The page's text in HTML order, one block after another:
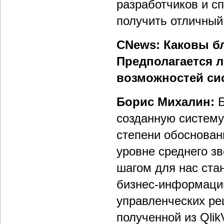
разработчиков и
получить отличный
CNews: Каковы
Предполагается
возможностей
Борис Михалин:
созданную
степени
уровне среднего
шагом для нас
бизнес-
управленческих
полученной из